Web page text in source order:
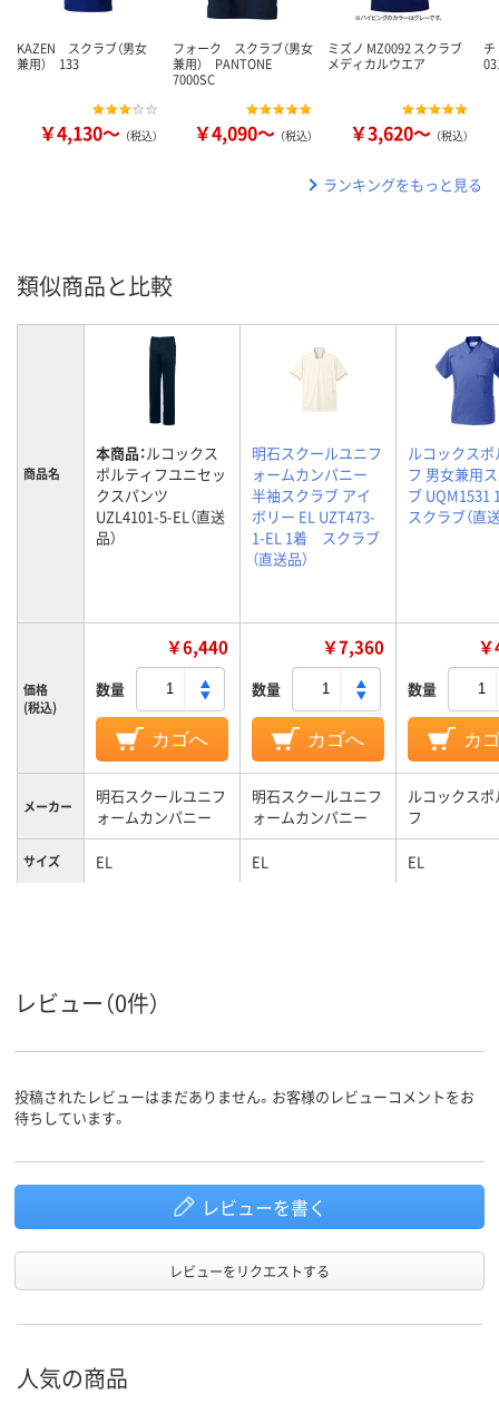
KAZEN スクラブ（男女
兼用） 133
￥4,130～ （税込）
フォーク スクラブ（男女
兼用） PANTONE
7000SC
￥4,090～ （税込）
ミズノ MZ0092 スクラブ
メディカルウエア
￥3,620～ （税込）
ランキングをもっと見る
類似商品と比較
商品名
本商品：ルコックス
ポルティフユニセッ
クスパンツ
UZL4101-5-EL（直送
品）
明石スクールユニフ
ォームカンパニー
半袖スクラブ アイ
ボリー EL UZT473-
1-EL 1着 スクラブ
（直送品）
ルコックス
フ 男女兼用
ブ
スクラブ（直
価格
(税込)
￥6,440
数量
カゴへ
￥7,360
数量
カゴへ
数量
カ
メーカー
明石スクールユニフ
ォームカンパニー
明石スクールユニフ
ォームカンパニー
ルコックス
フ
サイズ EL EL EL
レビュー（0件）
投稿されたレビューはまだありません。お客様のレビューコメントをお
待ちしています。
レビューを書く
レビューをリクエストする
人気の商品